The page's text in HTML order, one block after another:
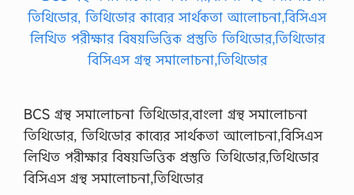
BCS গ্রন্থ সমালোচনা তিথিডোর,বাংলা গ্রন্থ সমালোচনা
তিথিডোর, তিথিডোর কাব্যের সার্থকতা আলোচনা,বিসিএস
লিখিত পরীক্ষার বিষয়ভিত্তিক প্রস্তুতি তিথিডোর,তিথিডোর
বিসিএস গ্রন্থ সমালোচনা,তিথিডোর